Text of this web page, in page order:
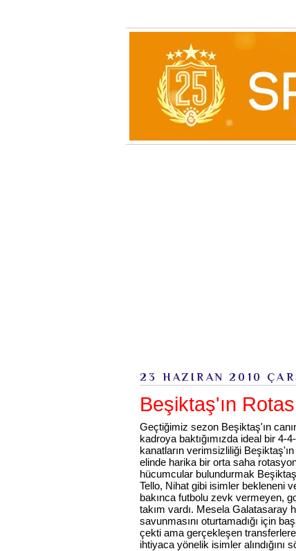
23 HAZIRAN 2010
Beşiktaş'ın
Geçtiğimiz sezon Beşiktaş'ın
kadroya baktığımızda ideal bir 4-
kanatların verimsizliliği
elinde harika bir orta saha
hücumcular bulundurmak
Tello, Nihat gibi isimler bekleneni
bakınca futbolu zevk vermeyen,
takım vardı. Mesela Galatasaray
savunmasını oturtamadığı için
çekti ama gerçekleşen
ihtiyaca yönelik isimler alındığını